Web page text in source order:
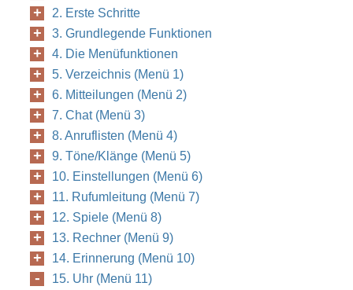
2. Erste Schritte
3. Grundlegende Funktionen
4. Die Menüfunktionen
5. Verzeichnis (Menü 1)
6. Mitteilungen (Menü 2)
7. Chat (Menü 3)
8. Anruflisten (Menü 4)
9. Töne/Klänge (Menü 5)
10. Einstellungen (Menü 6)
11. Rufumleitung (Menü 7)
12. Spiele (Menü 8)
13. Rechner (Menü 9)
14. Erinnerung (Menü 10)
15. Uhr (Menü 11)